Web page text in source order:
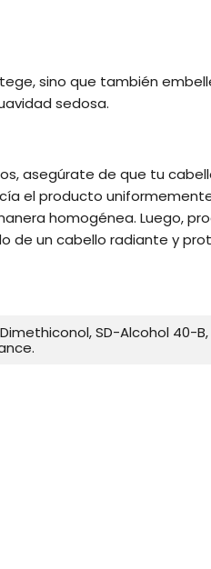
sino que también
sedosa.
asegúrate de que tu
el producto
homogénea. Luego,
de un cabello radiante y
SD-Alcohol 40-